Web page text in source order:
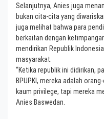
Selanjutnya, Anies juga
bukan cita-cita yang
juga melihat bahwa para
berkaitan dengan
mendirikan Republik
masyarakat.
“Ketika republik ini didirikan,
BPUPKI, mereka adalah
kaum privilege, tapi mereka
Anies Baswedan.